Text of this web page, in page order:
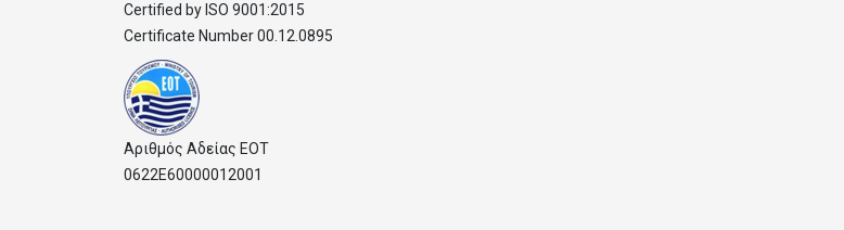
Certified by ISO 9001:2015
Certificate Number 00.12.0895
Αριθμός Αδείας ΕΟΤ
0622E60000012001